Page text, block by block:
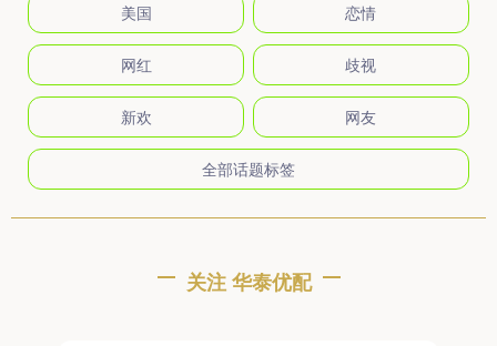
美国 恋情
网红 歧视
新欢 网友
全部话题标签
关注 华泰优配